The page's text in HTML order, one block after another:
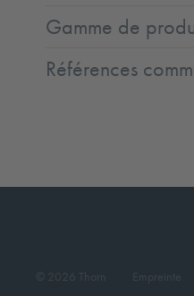
Gamme de
Références